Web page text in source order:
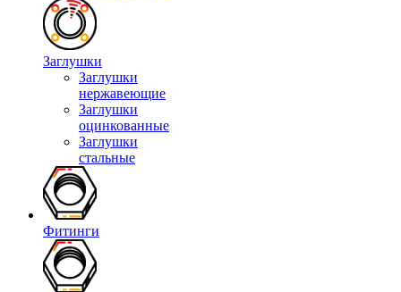
Заглушки
Заглушки
нержавеющие
Заглушки
оцинкованные
Заглушки
стальные
Фитинги